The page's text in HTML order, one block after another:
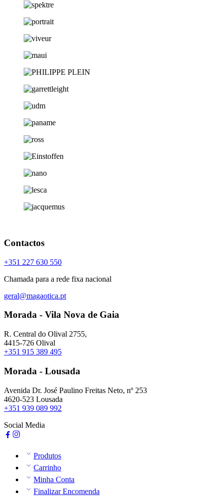
Contactos
+351 227 630 550
Chamada para a rede fixa nacional
geral@magaotica.pt
Morada - Vila Nova de Gaia
R. Central do Olival 2755,
4415-726 Olival
+351 915 389 495
Morada - Lousada
Avenida Dr. José Paulino Freitas Neto, nº 253
4620-523 Lousada
+351 939 089 992
Social Media
Produtos
Carrinho
Minha Conta
Finalizar Encomenda